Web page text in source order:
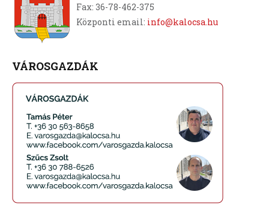
Fax: 36-78-462-375
Központi email: info@kalocsa.hu
VÁROSGAZDÁK